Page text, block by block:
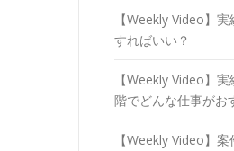
【Weekly Video】
すればいい？
【Weekly Video】
階でどんな仕事がお
【Weekly Video】